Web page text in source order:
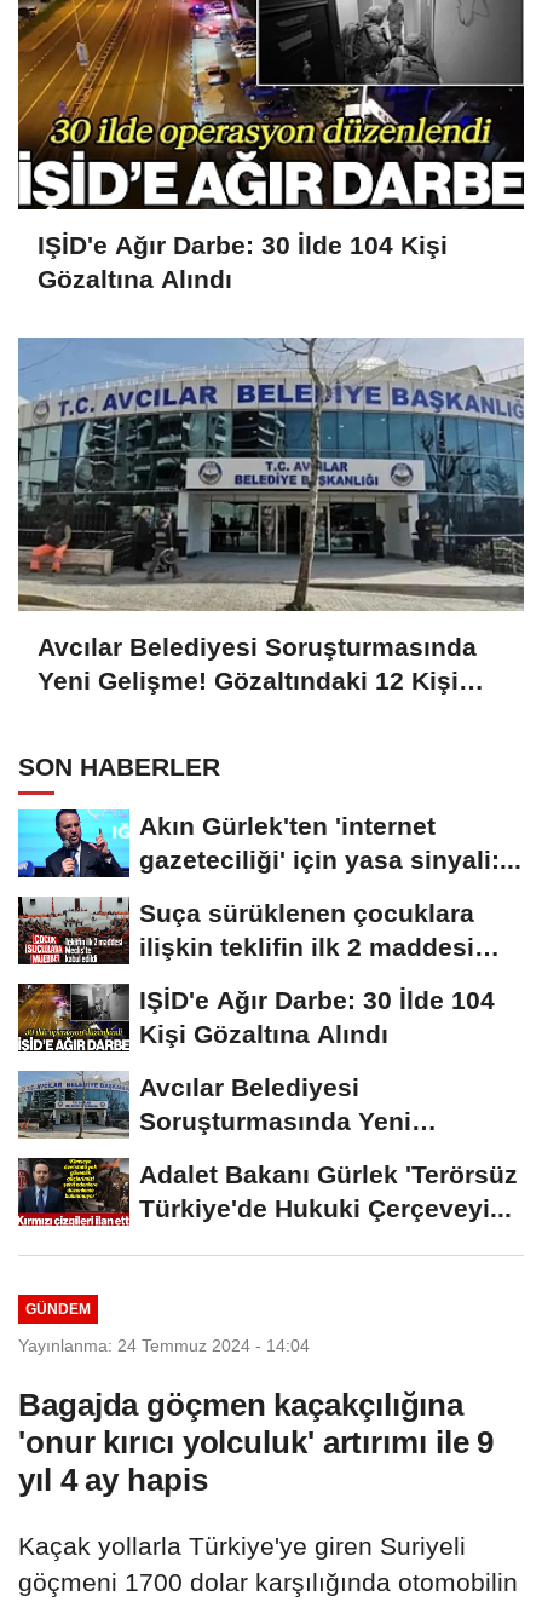
IŞİD'e Ağır Darbe: 30 İlde 104 Kişi
Gözaltına Alındı
Avcılar Belediyesi Soruşturmasında
Yeni Gelişme! Gözaltındaki 12 Kişi
SON HABERLER
Akın Gürlek'ten 'internet
gazeteciliği' için yasa sinyali:...
Suça sürüklenen çocuklara
ilişkin teklifin ilk 2 maddesi
kabul edildi
IŞİD'e Ağır Darbe: 30 İlde 104
Kişi Gözaltına Alındı
Avcılar Belediyesi
Soruşturmasında Yeni
Adalet Bakanı Gürlek 'Terörsüz
Türkiye'de Hukuki Çerçeveyi...
GÜNDEM
Yayınlanma: 24 Temmuz 2024 - 14:04
Bagajda göçmen kaçakçılığına
'onur kırıcı yolculuk' artırımı ile 9
yıl 4 ay hapis
Kaçak yollarla Türkiye'ye giren Suriyeli
göçmeni 1700 dolar karşılığında otomobilin